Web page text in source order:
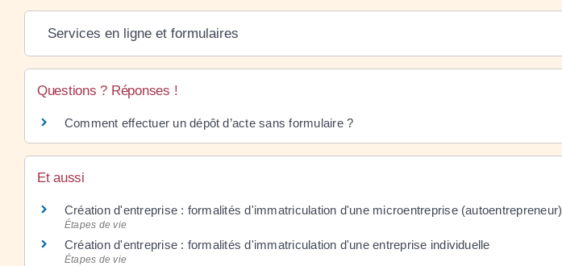
Services en ligne et formulaires
Questions ? Réponses !
Comment effectuer un dépôt d’acte sans formulaire ?
Et aussi
Création d'entreprise : formalités d'immatriculation d'une microentreprise (autoentrepreneur)
Étapes de vie
Création d'entreprise : formalités d'immatriculation d'une entreprise individuelle
Étapes de vie